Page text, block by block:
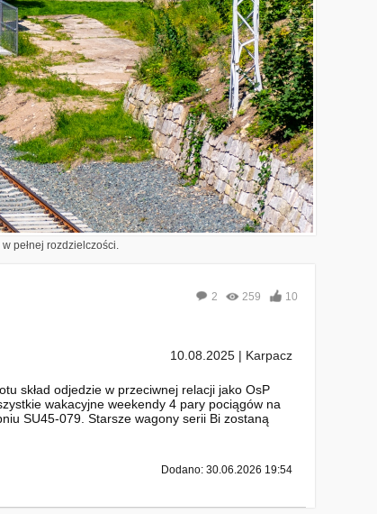
pełnej rozdzielczości.
2 259 10
10.08.2025 | Karpacz
skład odjedzie w przeciwnej relacji jako OsP
wakacyjne weekendy 4 pary pociągów na
SU45-079. Starsze wagony serii Bi zostaną
Dodano: 30.06.2026 19:54